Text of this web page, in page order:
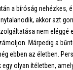
a bíróság nehézkes,
akkor azt
nem eléggé
Márpedig a
ebben az életben.
egy olyan ítéletben,